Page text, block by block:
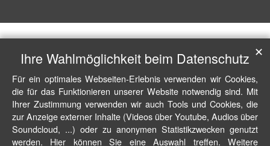
Ihre Wahlmöglichkeit beim Datenschutz
Für ein optimales Webseiten-Erlebnis verwenden wir Cookies,
die für das Funktionieren unserer Website notwendig sind. Mit
Ihrer Zustimmung verwenden wir auch Tools und Cookies, die
zur Anzeige externer Inhalte (Videos über Youtube, Audios über
Soundcloud, ...) oder zu anonymen Statistikzwecken genutzt
werden. Hier können Sie eine Auswahl treffen. Weitere
✕